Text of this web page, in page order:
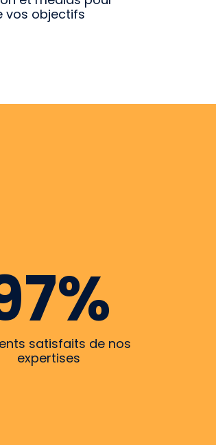
vos objectifs
satisfaits de nos
expertises